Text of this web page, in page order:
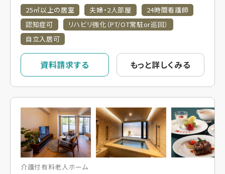
25㎡以上の居室
夫婦・2人部屋
24時間看護師
認知症可
リハビリ強化（PT/OT常駐or巡回）
自立入居可
資料請求する もっと詳しくみる
介護付有料老人ホーム